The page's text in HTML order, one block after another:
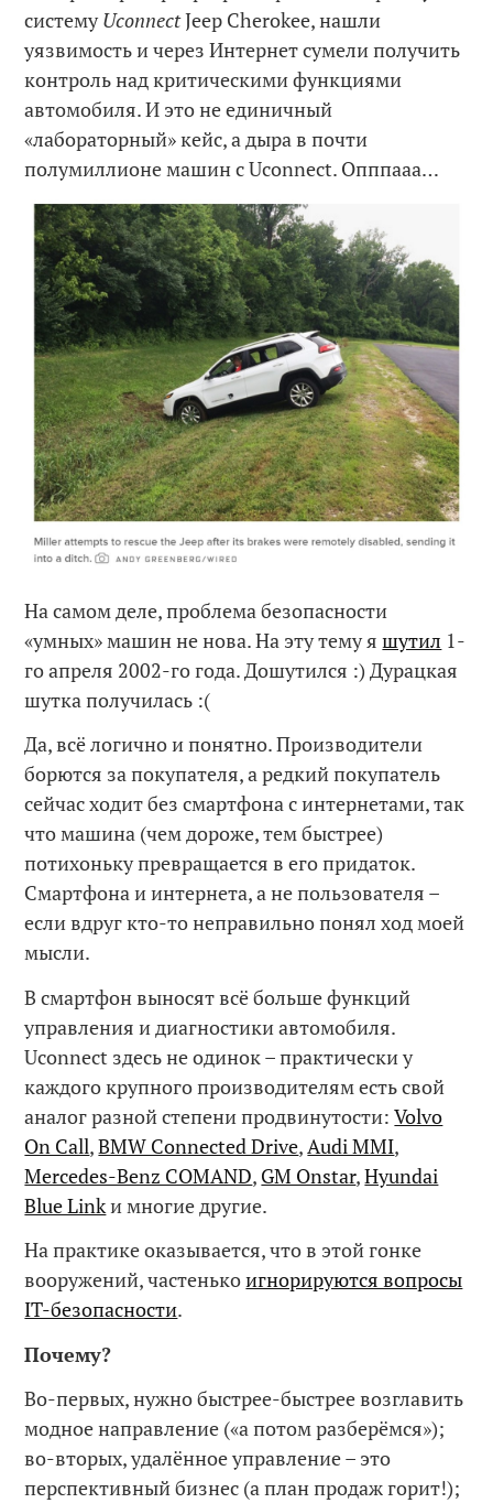
системуUconnectJeep Cherokee, нашли
уязвимость и через Интернет сумели получить
контроль над критическими функциями
автомобиля. И это не единичный
«лабораторный» кейс, а дыра в почти
полумиллионе машин с Uconnect. Опппааа…
На самом деле, проблема безопасности
«умных» машин не нова. На эту тему яшутил 1-
го апреля 2002-го года. Дошутился :) Дурацкая
шутка получилась :(
Да, всё логично и понятно. Производители
борются за покупателя, а редкий покупатель
сейчас ходит без смартфона с интернетами, так
что машина (чем дороже, тем быстрее)
потихоньку превращается в его придаток.
Смартфона и интернета, а не пользователя –
если вдруг кто-то неправильно понял ход моей
мысли.
В смартфон выносят всё больше функций
управления и диагностики автомобиля.
Uconnect здесь не одинок – практически у
каждого крупного производителям есть свой
аналог разной степени продвинутости:Volvo
On Call,BMW Connected Drive,Audi MMI,
Mercedes-Benz COMAND, GM Onstar,Hyundai
Blue Linkи многие другие.
На практике оказывается, что в этой гонке
вооружений, частенькоигнорируются вопросы
IT-безопасности.
Почему?
Во-первых, нужно быстрее-быстрее возглавить
модное направление («а потом разберёмся»);
во-вторых, удалённое управление – это
перспективный бизнес (а план продаж горит!);